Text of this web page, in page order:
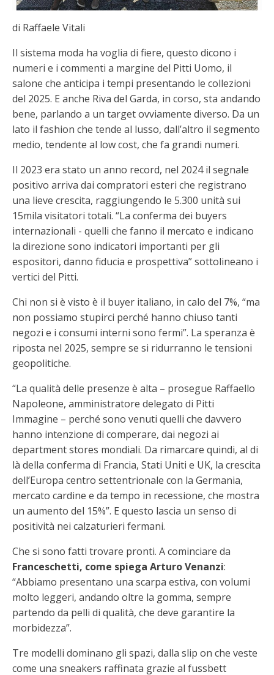
di Raffaele Vitali
Il sistema moda ha voglia di fiere, questo dicono i
numeri e i commenti a margine del Pitti Uomo, il
salone che anticipa i tempi presentando le collezioni
del 2025. E anche Riva del Garda, in corso, sta andando
bene, parlando a un target ovviamente diverso. Da un
lato il fashion che tende al lusso, dall’altro il segmento
medio, tendente al low cost, che fa grandi numeri.
Il 2023 era stato un anno record, nel 2024 il segnale
positivo arriva dai compratori esteri che registrano
una lieve crescita, raggiungendo le 5.300 unità sui
15mila visitatori totali. “La conferma dei buyers
internazionali - quelli che fanno il mercato e indicano
la direzione sono indicatori importanti per gli
espositori, danno fiducia e prospettiva” sottolineano i
vertici del Pitti.
Chi non si è visto è il buyer italiano, in calo del 7%, “ma
non possiamo stupirci perché hanno chiuso tanti
negozi e i consumi interni sono fermi”. La speranza è
riposta nel 2025, sempre se si ridurranno le tensioni
geopolitiche.
“La qualità delle presenze è alta – prosegue Raffaello
Napoleone, amministratore delegato di Pitti
Immagine – perché sono venuti quelli che davvero
hanno intenzione di comperare, dai negozi ai
department stores mondiali. Da rimarcare quindi, al di
là della conferma di Francia, Stati Uniti e UK, la crescita
dell’Europa centro settentrionale con la Germania,
mercato cardine e da tempo in recessione, che mostra
un aumento del 15%”. E questo lascia un senso di
positività nei calzaturieri fermani.
Che si sono fatti trovare pronti. A cominciare da
Franceschetti, come spiega Arturo Venanzi:
“Abbiamo presentano una scarpa estiva, con volumi
molto leggeri, andando oltre la gomma, sempre
partendo da pelli di qualità, che deve garantire la
morbidezza”.
Tre modelli dominano gli spazi, dalla slip on che veste
come una sneakers raffinata grazie al fussbett